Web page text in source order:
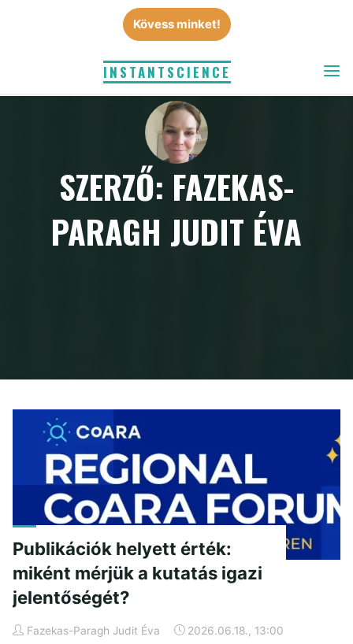
INSTANTSCIENCE
Kövess minket!
SZERZŐ: FAZEKAS-
PARAGH JUDIT ÉVA
Publikációk helyett érték:
miként mérjük a kutatás igazi
jelentőségét?
Fazekas-Paragh Judit Éva 2026.06.18., 13:00